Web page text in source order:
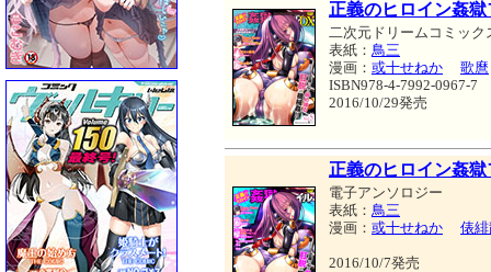
正義のヒロイン姦
二次元ドリームコミック
表紙： 鳥三
漫画： 或十せねか
歌麿
ISBN978-4-7992-0967-7
2016/10/29発売
正義のヒロイン姦
電子アンソロジー
表紙： 鳥三
漫画： 或十せねか 俵
2016/10/7発売